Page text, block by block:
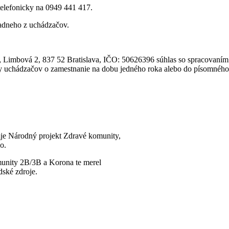
na 0949 441 417.
z uchádzačov.
2, 837 52 Bratislava, IČO: 50626396 súhlas so spracovaním
o zamestnanie na dobu jedného roka alebo do písomného
Národný projekt Zdravé komunity,
2B/3B a Korona te merel
zdroje.